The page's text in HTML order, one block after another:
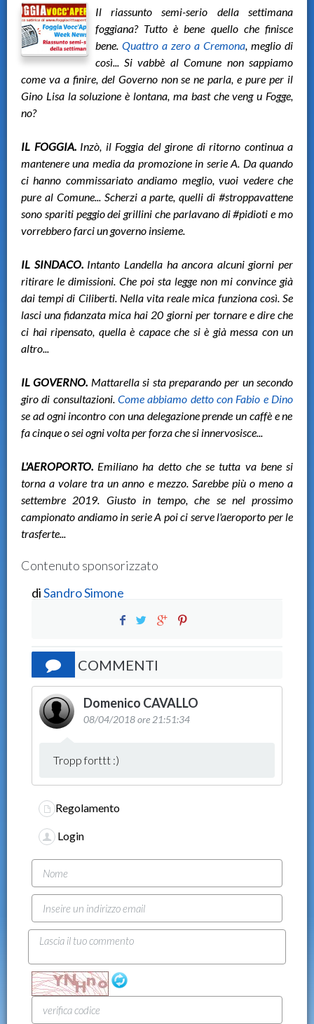
Il riassunto semi-serio della settimana
foggiana? Tutto è bene quello che finisce
bene. Quattro a zero a Cremona, meglio di
così... Si vabbè al Comune non sappiamo
come va a finire, del Governo non se ne parla, e pure per il
Gino Lisa la soluzione è lontana, ma bast che veng u Fogge,
no?
IL FOGGIA.Inzò, il Foggia del girone di ritorno continua a
mantenere una media da promozione in serie A. Da quando
ci hanno commissariato andiamo meglio, vuoi vedere che
pure al Comune... Scherzi a parte, quelli di #stroppavattene
sono spariti peggio dei grillini che parlavano di #pidioti e mo
vorrebbero farci un governo insieme.
IL SINDACO.Intanto Landella ha ancora alcuni giorni per
ritirare le dimissioni. Che poi sta legge non mi convince già
dai tempi di Ciliberti. Nella vita reale mica funziona così. Se
lasci una fidanzata mica hai 20 giorni per tornare e dire che
ci hai ripensato, quella è capace che si è già messa con un
altro...
IL GOVERNO. Mattarella si sta preparando per un secondo
giro di consultazioni. Come abbiamo detto con Fabio e Dino
se ad ogni incontro con una delegazione prende un caffè e ne
fa cinque o sei ogni volta per forza che si innervosisce...
L'AEROPORTO. Emiliano ha detto che se tutta va bene si
torna a volare tra un anno e mezzo. Sarebbe più o meno a
settembre 2019. Giusto in tempo, che se nel prossimo
campionato andiamo in serie A poi ci serve l'aeroporto per le
trasferte...
Contenuto sponsorizzato
diSandro Simone
COMMENTI
Domenico CAVALLO
08/04/2018 ore 21:51:34
Tropp forttt :)
Regolamento
Login